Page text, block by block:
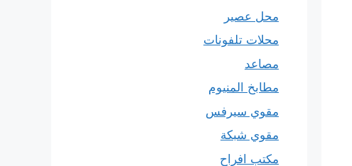
محل عصير
محلات تلفونات
مصاعد
مطابخ المنيوم
مقوي سيرفس
مقوي شبكة
مكتب افراح